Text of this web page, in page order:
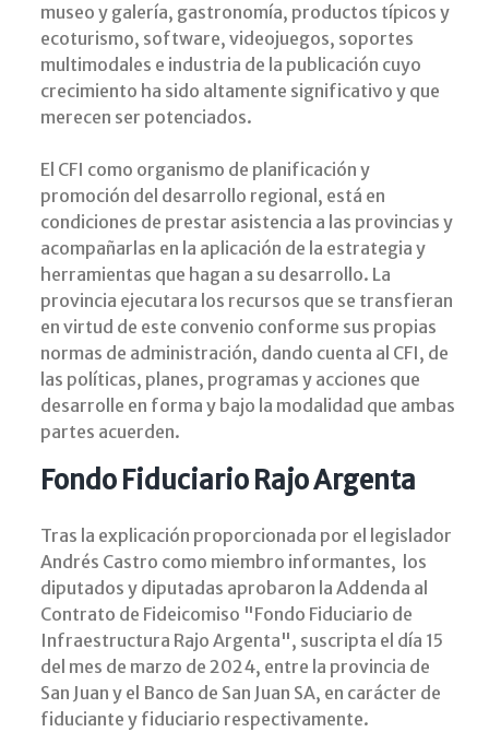
museo y galería, gastronomía, productos típicos y
ecoturismo, software, videojuegos, soportes
multimodales e industria de la publicación cuyo
crecimiento ha sido altamente significativo y que
merecen ser potenciados.
El CFI como organismo de planificación y
promoción del desarrollo regional, está en
condiciones de prestar asistencia a las provincias y
acompañarlas en la aplicación de la estrategia y
herramientas que hagan a su desarrollo. La
provincia ejecutara los recursos que se transfieran
en virtud de este convenio conforme sus propias
normas de administración, dando cuenta al CFI, de
las políticas, planes, programas y acciones que
desarrolle en forma y bajo la modalidad que ambas
partes acuerden.
Fondo Fiduciario Rajo Argenta
Tras la explicación proporcionada por el legislador
Andrés Castro como miembro informantes, los
diputados y diputadas aprobaron la Addenda al
Contrato de Fideicomiso "Fondo Fiduciario de
Infraestructura Rajo Argenta", suscripta el día 15
del mes de marzo de 2024, entre la provincia de
San Juan y el Banco de San Juan SA, en carácter de
fiduciante y fiduciario respectivamente.